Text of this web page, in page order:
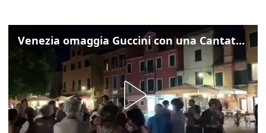
Venezia omaggia Guccini con una Cantata Anarchica in campo Santa Margherita